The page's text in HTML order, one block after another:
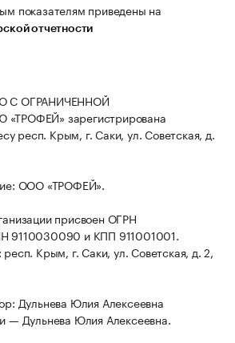
показателям приведены на
отчетности
С ОГРАНИЧЕННОЙ
зарегистрирована
респ. Крым, г. Саки, ул. Советская, д.
ООО «ТРОФЕЙ».
присвоен ОГРН
9110030090 и КПП 911001001.
Крым, г. Саки, ул. Советская, д. 2,
Дульнева Юлия Алексеевна
— Дульнева Юлия Алексеевна.